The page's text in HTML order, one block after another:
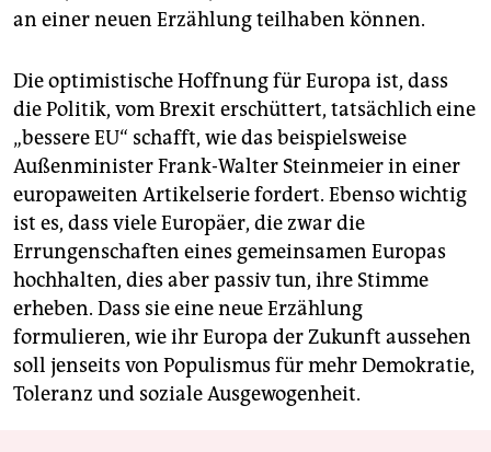
an einer neuen Erzählung teilhaben können.
Die optimistische Hoffnung für Europa ist, dass
die Politik, vom Brexit erschüttert, tatsächlich eine
„bessere EU“ schafft, wie das beispielsweise
Außenminister Frank-Walter Steinmeier in einer
europaweiten Artikelserie fordert. Ebenso wichtig
ist es, dass viele Europäer, die zwar die
Errungenschaften eines gemeinsamen Europas
hochhalten, dies aber passiv tun, ihre Stimme
erheben. Dass sie eine neue Erzählung
formulieren, wie ihr Europa der Zukunft aussehen
soll jenseits von Populismus für mehr Demokratie,
Toleranz und soziale Ausgewogenheit.